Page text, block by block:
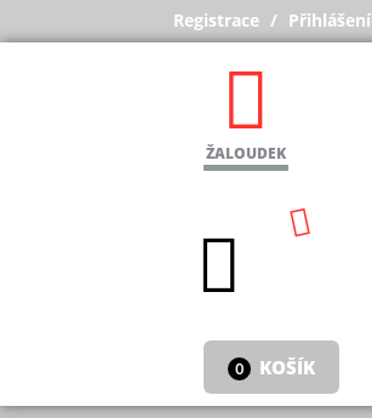
Registrace Přihlášení
ŽALOUDEK
0 KOŠÍK